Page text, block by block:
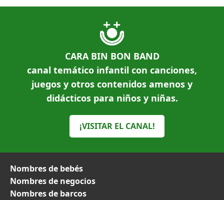
CARA BIN BON BAND
canal temático infantil con canciones,
juegos y otros contenidos amenos y
didácticos para niños y niñas.
¡VISITAR EL CANAL!
Nombres de bebés
Nombres de negocios
Nombres de barcos